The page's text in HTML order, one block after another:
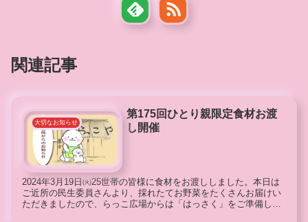
関連記事
大切なお知らせ
第175回ひとり親限定食材お渡
し開催
2024年3月19日㈫25世帯の皆様に食材をお渡ししました。本日は
ご近所の民生委員さんより、採れたてお野菜をたくさんお届けい
ただきましたので、らっこ広場からは「はっさく」をご準備しま